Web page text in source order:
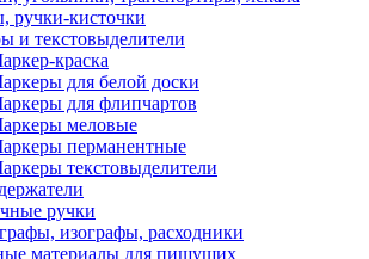
ручки-кисточки
и текстовыделители
краска
для белой доски
для флипчартов
меловые
перманентные
текстовыделители
ручки
изографы, расходники
материалы для пишущих